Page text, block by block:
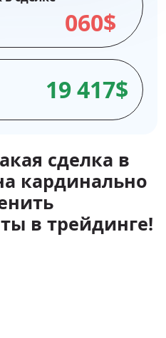
060$
19 417$
сделка в
кардинально
в трейдинге!